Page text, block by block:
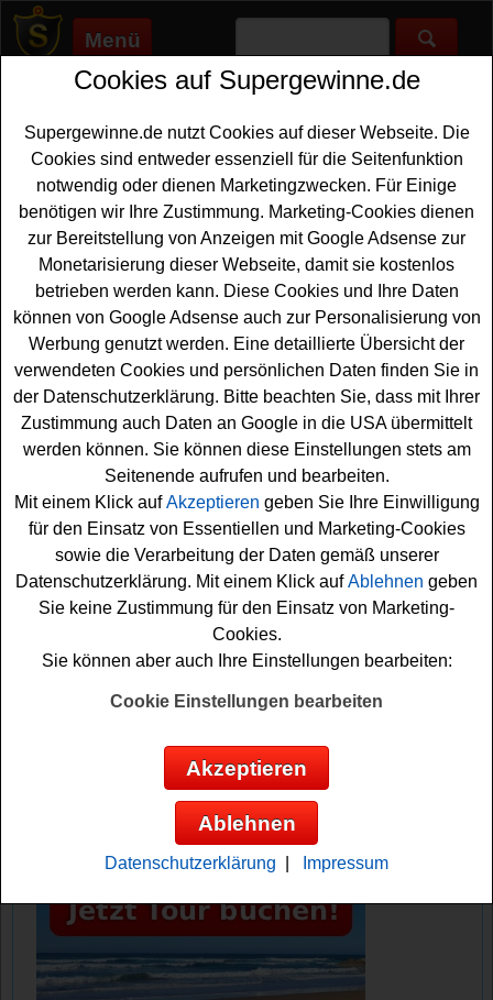
Menü
Supergewinne.de>Gewinnspiele>Freikarten Gewinnspiele
Anzeige:
Antenne Sachsen Gewinnspiel -
Amy Macdonald Tickets gewinnen
Ein kostenloses Antenne Sachsen Gewinnspiel für alle
Amy Macdonald Fans unter den Gewinnern. Antenne
Sachsen verlost 1x2 Ticketsfür Amy Macdonald in
Dresden und Leipzig - und mit etwas Glück können Sie
diese Freikarten gewinnen. Falls Sie an dem Antenne
Sachsen Gewinnspiel mitmachen möchten, müssen Sie
kurz das kleine Formular ausfüllen und können sich so
schon Ihre Gewinnchance sichern. Vielleicht haben Sie
ja Glück und können dieKonzert Tickets gewinnen? Auf
jeden Fall drücken wir schon einmal fest die Daumen!
Antenne Sachsen verlost 1x2 Tickets für
Amy Macdonald in Leipzig und Dresden
Cookies auf Supergewinne.de
Supergewinne.de nutzt Cookies auf dieser Webseite. Die
Cookies sind entweder essenziell für die Seitenfunktion
notwendig oder dienen Marketingzwecken. Für Einige
benötigen wir Ihre Zustimmung. Marketing-Cookies dienen
zur Bereitstellung von Anzeigen mit Google Adsense zur
Monetarisierung dieser Webseite, damit sie kostenlos
betrieben werden kann. Diese Cookies und Ihre Daten
können von Google Adsense auch zur Personalisierung von
Werbung genutzt werden. Eine detaillierte Übersicht der
verwendeten Cookies und persönlichen Daten finden Sie in
der Datenschutzerklärung. Bitte beachten Sie, dass mit Ihrer
Zustimmung auch Daten an Google in die USA übermittelt
werden können. Sie können diese Einstellungen stets am
Seitenende aufrufen und bearbeiten.
Mit einem Klick aufAkzeptieren geben Sie Ihre Einwilligung
für den Einsatz von Essentiellen und Marketing-Cookies
sowie die Verarbeitung der Daten gemäß unserer
Datenschutzerklärung. Mit einem Klick aufAblehnen geben
Sie keine Zustimmung für den Einsatz von Marketing-
Cookies.
Sie können aber auch Ihre Einstellungen bearbeiten:
Cookie Einstellungen bearbeiten
Akzeptieren
Ablehnen
Datenschutzerklärung Impressum